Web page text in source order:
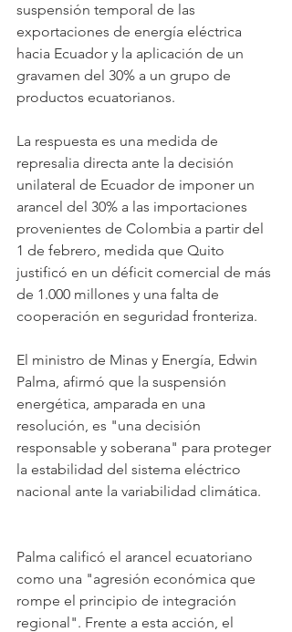
suspensión temporal de las
exportaciones de energía eléctrica
hacia Ecuador y la aplicación de un
gravamen del 30% a un grupo de
productos ecuatorianos.
La respuesta es una medida de
represalia directa ante la decisión
unilateral de Ecuador de imponer un
arancel del 30% a las importaciones
provenientes de Colombia a partir del
1 de febrero, medida que Quito
justificó en un déficit comercial de más
de 1.000 millones y una falta de
cooperación en seguridad fronteriza.
El ministro de Minas y Energía, Edwin
Palma, afirmó que la suspensión
energética, amparada en una
resolución, es "una decisión
responsable y soberana" para proteger
la estabilidad del sistema eléctrico
nacional ante la variabilidad climática.
Palma calificó el arancel ecuatoriano
como una "agresión económica que
rompe el principio de integración
regional". Frente a esta acción, el